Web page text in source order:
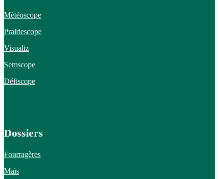
Météoscope
Prairiescope
Visualiz
Semscope
Défiscope
Dossiers
Fourragères
Maïs